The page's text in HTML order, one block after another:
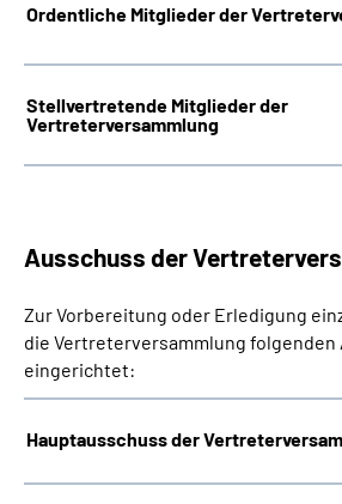
Ordentliche Mitglieder der
Stellvertretende Mitglieder der
Vertreterversammlung
Ausschuss der
Zur Vorbereitung oder Erledigung
die Vertreterversammlung folgenden
eingerichtet:
Hauptausschuss der